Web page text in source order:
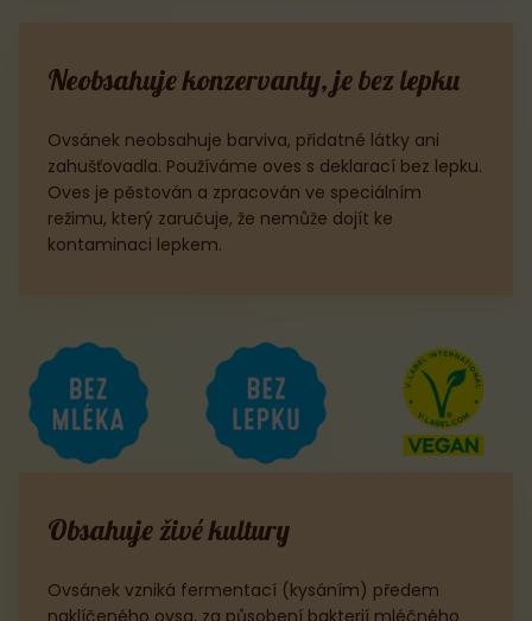
Neobsahuje konzervanty, je bez lepku
Ovsánek neobsahuje barviva, přidatné látky ani
zahušťovadla. Používáme oves s deklarací bez lepku.
Oves je pěstován a zpracován ve speciálním
režimu, který zaručuje, že nemůže dojít ke
kontaminaci lepkem.
Obsahuje živé kultury
Ovsánek vzniká fermentací (kysáním) předem